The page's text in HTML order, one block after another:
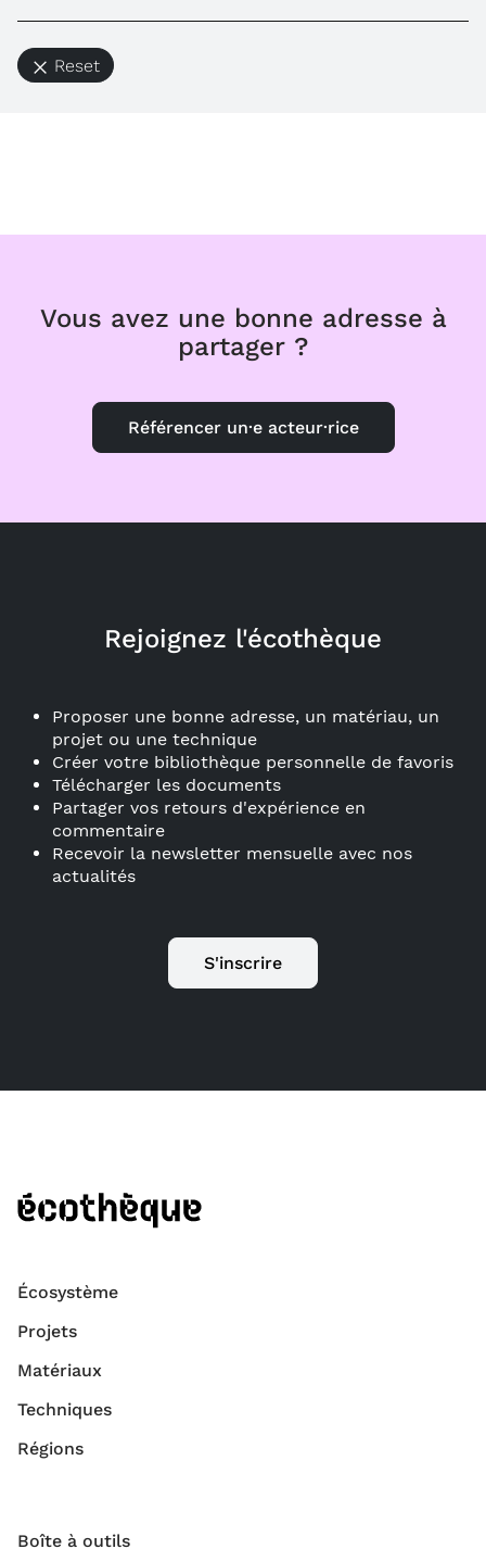
Reset
Vous avez une bonne adresse à
partager ?
Référencer un·e acteur·rice
Rejoignez l'écothèque
Proposer une bonne adresse, un matériau, un
projet ou une technique
Créer votre bibliothèque personnelle de favoris
Télécharger les documents
Partager vos retours d'expérience en
commentaire
Recevoir la newsletter mensuelle avec nos
actualités
S'inscrire
Écosystème
Projets
Matériaux
Techniques
Régions
Boîte à outils